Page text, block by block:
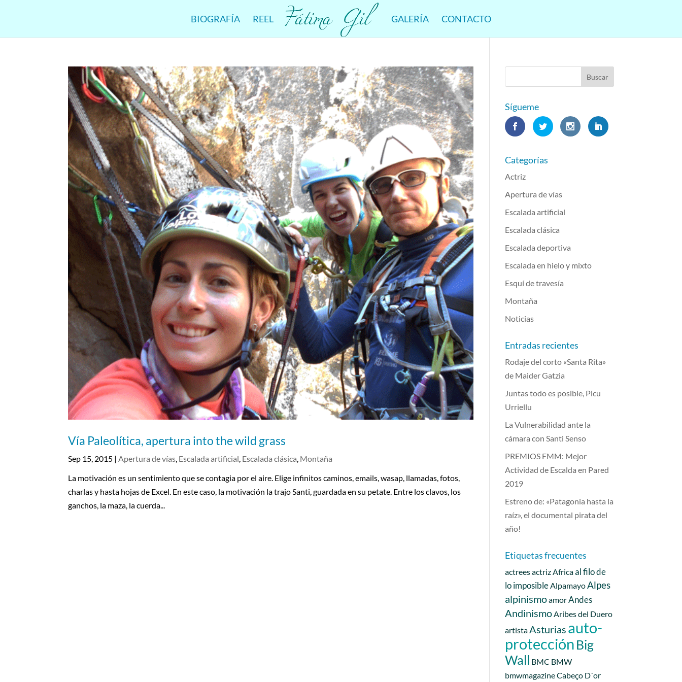
BIOGRAFÍA REEL GALERÍA CONTACTO
Vía Paleolítica, apertura into the wild grass
Sep 15, 2015 |Apertura de vías, Escalada artificial, Escalada clásica, Montaña
La motivación es un sentimiento que se contagia por el aire. Elige infinitos caminos, emails, wasap, llamadas, fotos,
charlas y hasta hojas de Excel. En este caso, la motivación la trajo Santi, guardada en su petate. Entre los clavos, los
ganchos, la maza, la cuerda...
Sígueme
Categorías
Actriz
Apertura de vías
Escalada artificial
Escalada clásica
Escalada deportiva
Escalada en hielo y mixto
Esquí de travesía
Montaña
Noticias
Entradas recientes
Rodaje del corto «Santa Rita»
de Maider Gatzia
Juntas todo es posible, Picu
Urriellu
La Vulnerabilidad ante la
cámara con Santi Senso
PREMIOS FMM: Mejor
Actividad de Escalda en Pared
2019
Estreno de: «Patagonia hasta la
raíz», el documental pirata del
año!
Etiquetas frecuentes
actreesactrizAfricaal filo de
lo imposibleAlpamayoAlpes
alpinismoamorAndes
AndinismoAribes del Duero
artistaAsturias auto-
protección Big
Wall BMC BMW
bmwmagazineCabeço D´or